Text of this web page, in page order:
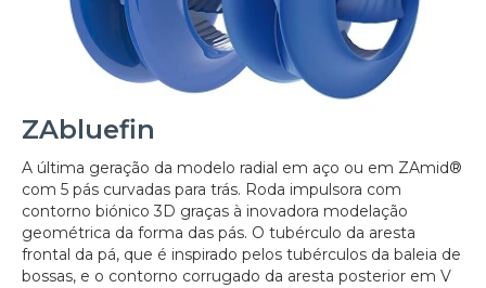
ZAbluefin
A última geração da modelo radial em aço ou em ZAmid®
com 5 pás curvadas para trás. Roda impulsora com
contorno biónico 3D graças à inovadora modelação
geométrica da forma das pás. O tubérculo da aresta
frontal da pá, que é inspirado pelos tubérculos da baleia de
bossas, e o contorno corrugado da aresta posterior em V